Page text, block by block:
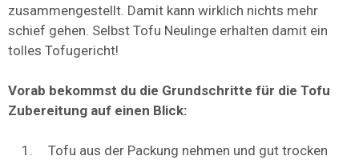
zusammengestellt. Damit kann wirklich nichts mehr
schief gehen. Selbst Tofu Neulinge erhalten damit ein
tolles Tofugericht!
Vorab bekommst du die Grundschritte für die Tofu
Zubereitung auf einen Blick:
Tofu aus der Packung nehmen und gut trocken